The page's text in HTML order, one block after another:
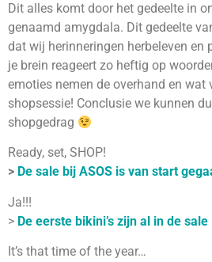
Dit alles komt door het gedeelte in
genaamd amygdala. Dit gedeelte
dat wij herinneringen herbeleven en
je brein reageert zo heftig op
emoties nemen de overhand en wat
shopsessie! Conclusie we kunnen
shopgedrag
Ready, set, SHOP!
> De sale bij ASOS is van start
Ja!!!
> De eerste bikini’s zijn al in de sale
It’s that time of the year…